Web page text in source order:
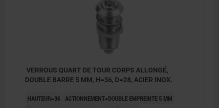
VERROUS QUART DE TOUR CORPS ALLONGÉ,
DOUBLE BARRE 5 MM, H=36, D=28, ACIER INOX.
HAUTEUR=36 ACTIONNEMENT=DOUBLE EMPREINTE 5 MM